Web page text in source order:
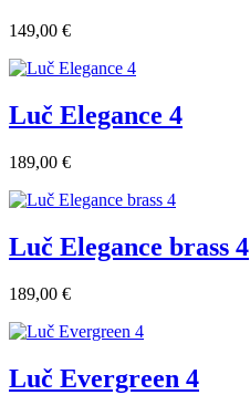
149,00 €
Luč Elegance 4
189,00 €
Luč Elegance brass 4
189,00 €
Luč Evergreen 4